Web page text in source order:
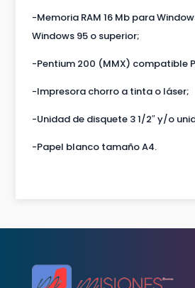
-Memoria RAM 16 Mb para
Windows 95 o superior;
-Pentium 200 (MMX) compatible
-Impresora chorro a tinta o láser;
-Unidad de disquete 3 1/2″ y/o
-Papel blanco tamaño A4.